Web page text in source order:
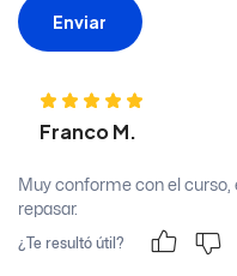
Enviar
Franco M.
Muy conforme con el
repasar.
¿Te resultó útil?